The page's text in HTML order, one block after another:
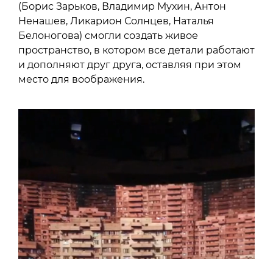
(Борис Зарьков, Владимир Мухин, Антон
Ненашев, Ликарион Солнцев, Наталья
Белоногова) смогли создать живое
пространство, в котором все детали работают
и дополняют друг друга, оставляя при этом
место для воображения.